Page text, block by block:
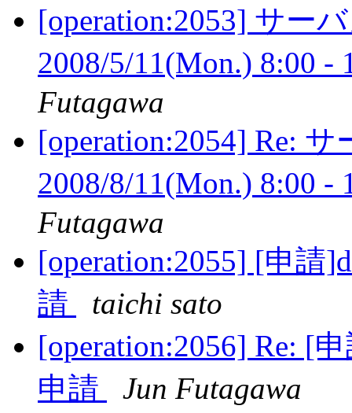
[operation:2053] サー
2008/5/11(Mon.) 8:00 -
Futagawa
[operation:2054] Re:
2008/8/11(Mon.) 8:00 -
Futagawa
[operation:2055] [申請
請
taichi sato
[operation:2056] Re: [
申請
Jun Futagawa